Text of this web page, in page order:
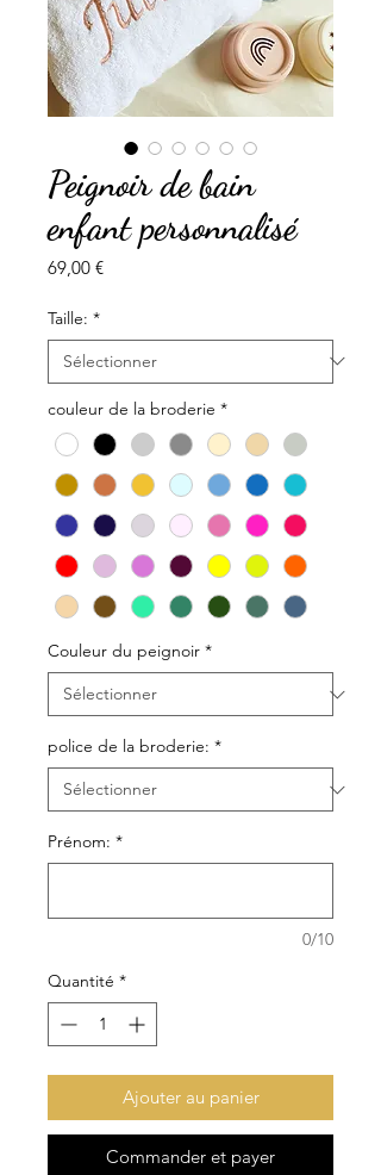
Peignoir de bain
enfant personnalisé
69,00 €Prix
Taille: *
couleur de la broderie *
Couleur du peignoir *
police de la broderie: *
Prénom: *
0/10
Quantité *
Ajouter au panier
Commander et payer